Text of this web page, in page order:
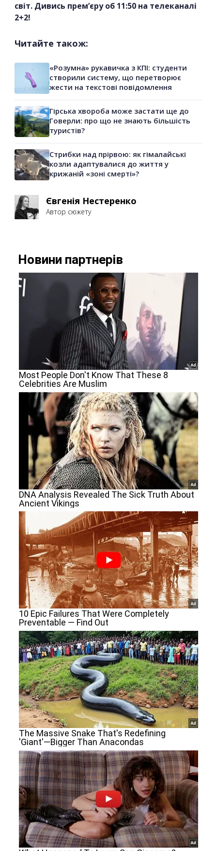
світ. Дивись прем’єру об 11:50 на телеканалі
2+2!
Читайте також:
«Розумна» рукавичка з КПІ: студенти
створили систему, що перетворює
жести на текстові повідомлення
Гірська хвороба може застати ще до
Говерли: про що не знають більшість
туристів?
Стрибки над прірвою: як гімалайські
козли адаптувалися до життя у
крижаній «зоні смерті»?
Євгенія Нестеренко
Автор сюжету